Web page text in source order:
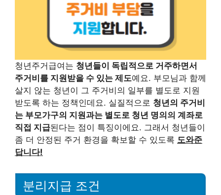
청년주거급여는 청년들이 독립적으로 거주하면서
주거비를 지원받을 수 있는 제도예요. 부모님과 함께
살지 않는 청년이 그 주거비의 일부를 별도로 지원
받도록 하는 정책인데요. 실질적으로 청년의 주거비
는 부모가구의 지원과는 별도로 청년 명의의 계좌로
직접 지급된다는 점이 특징이에요. 그래서 청년들이
좀 더 안정된 주거 환경을 확보할 수 있도록 도와준
답니다!
분리지급 조건